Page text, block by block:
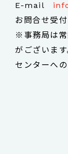
E-mail
お問合せ受
※事務局は常
がございま
センターへ